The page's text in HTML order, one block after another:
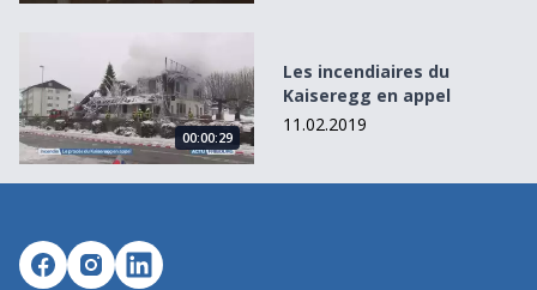
Les incendiaires du Kaiseregg en appel
00:00:29
Les incendiaires du
Kaiseregg en appel
11.02.2019